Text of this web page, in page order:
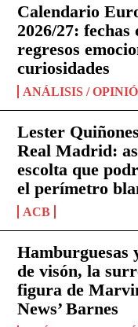
Calendario
2026/27: fechas
regresos
curiosidades
ANÁLISIS /
Lester
Real Madrid:
escolta que
el perímetro
ACB
Hamburguesas
de visón, la
figura de
News’ Barnes